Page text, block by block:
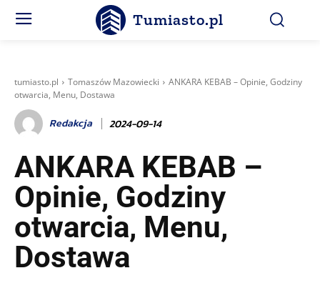
Tumiasto.pl
tumiasto.pl Tomaszów Mazowiecki
ANKARA KEBAB – Opinie, Godziny
otwarcia, Menu, Dostawa
Redakcja 2024-09-14
ANKARA KEBAB –
Opinie, Godziny
otwarcia, Menu,
Dostawa